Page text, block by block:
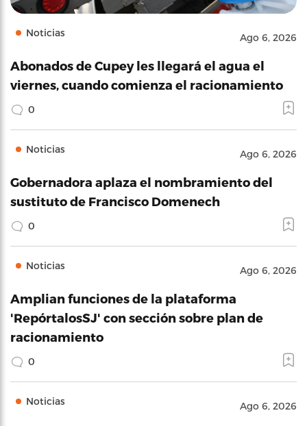
Noticias Ago 6, 2026
Abonados de Cupey les llegará el agua el
viernes, cuando comienza el racionamiento
0
Noticias Ago 6, 2026
Gobernadora aplaza el nombramiento del
sustituto de Francisco Domenech
0
Noticias Ago 6, 2026
Amplian funciones de la plataforma
'RepórtalosSJ' con sección sobre plan de
racionamiento
0
Noticias Ago 6, 2026